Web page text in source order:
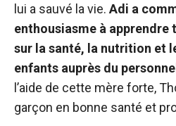
lui a sauvé la vie. Adi a
enthousiasme à apprendre
sur la santé, la nutrition et
enfants auprès du
l’aide de cette mère forte,
garçon en bonne santé et